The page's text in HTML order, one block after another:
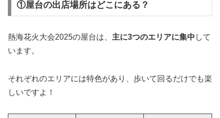
①屋台の出店場所はどこにある？
熱海花火大会2025の屋台は、 主に3つのエリアに集中 して
います。
それぞれのエリアには特色があり、歩いて回るだけでも楽
しいですよ！